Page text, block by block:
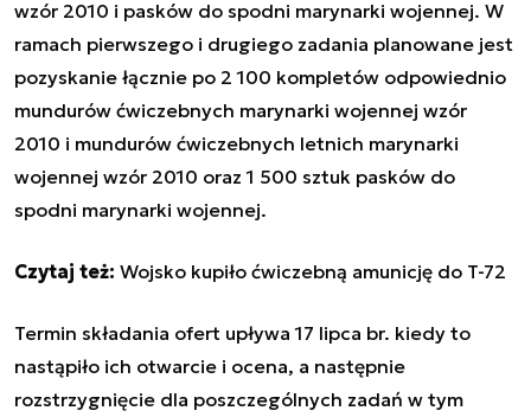
wzór 2010 i pasków do spodni marynarki wojennej. W
ramach pierwszego i drugiego zadania planowane jest
pozyskanie łącznie po 2 100 kompletów odpowiednio
mundurów ćwiczebnych marynarki wojennej wzór
2010 i mundurów ćwiczebnych letnich marynarki
wojennej wzór 2010 oraz 1 500 sztuk pasków do
spodni marynarki wojennej.
Czytaj też: Wojsko kupiło ćwiczebną amunicję do T-72
Termin składania ofert upływa 17 lipca br. kiedy to
nastąpiło ich otwarcie i ocena, a następnie
rozstrzygnięcie dla poszczególnych zadań w tym